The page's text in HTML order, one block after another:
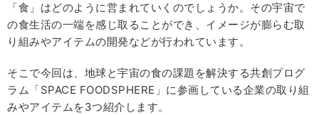
「食」はどのように営まれていくのでしょうか。その宇宙で
の食生活の一端を感じ取ることができ、イメージが膨らむ取
り組みやアイテムの開発などが行われています。
そこで今回は、地球と宇宙の食の課題を解決する共創プログ
ラム「SPACE FOODSPHERE」に参画している企業の取り組
みやアイテムを3つ紹介します。